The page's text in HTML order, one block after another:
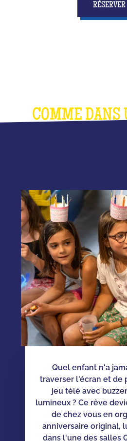
RÉSERVER
COMME DANS
Quel enfant n'a
traverser l'écran et de
jeu télé avec
lumineux ? Ce rêve
de chez vous en
anniversaire original,
dans l'une des salles